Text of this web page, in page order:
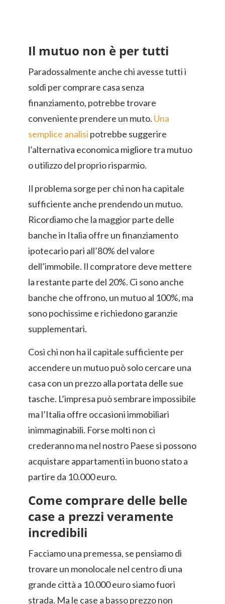
Il mutuo non è per tutti
Paradossalmente anche chi avesse tutti i
soldi per comprare casa senza
finanziamento, potrebbe trovare
conveniente prendere un muto. Una
semplice analisi potrebbe suggerire
l’alternativa economica migliore tra mutuo
o utilizzo del proprio risparmio.
Il problema sorge per chi non ha capitale
sufficiente anche prendendo un mutuo.
Ricordiamo che la maggior parte delle
banche in Italia offre un finanziamento
ipotecario pari all’80% del valore
dell’immobile. Il compratore deve mettere
la restante parte del 20%. Ci sono anche
banche che offrono, un mutuo al 100%, ma
sono pochissime e richiedono garanzie
supplementari.
Così chi non ha il capitale sufficiente per
accendere un mutuo può solo cercare una
casa con un prezzo alla portata delle sue
tasche. L’impresa può sembrare impossibile
ma l’Italia offre occasioni immobiliari
inimmaginabili. Forse molti non ci
crederanno ma nel nostro Paese si possono
acquistare appartamenti in buono stato a
partire da 10.000 euro.
Come comprare delle belle
case a prezzi veramente
incredibili
Facciamo una premessa, se pensiamo di
trovare un monolocale nel centro di una
grande città a 10.000 euro siamo fuori
strada. Ma le case a basso prezzo non